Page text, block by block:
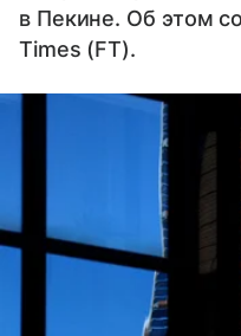
в Пекине. Об этом
Times (FT).